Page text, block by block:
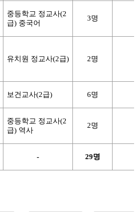
중등학교 정교사(2
급) 중국어
3명
유치원 정교사(2급) 2명
보건교사(2급) 6명
중등학교 정교사(2
급) 역사
2명
- 29명